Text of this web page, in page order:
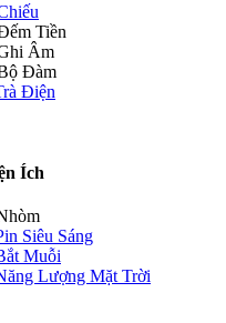
Tiền
Âm
Đàm
Điện
Ích
Siêu Sáng
Muỗi
Lượng Mặt Trời